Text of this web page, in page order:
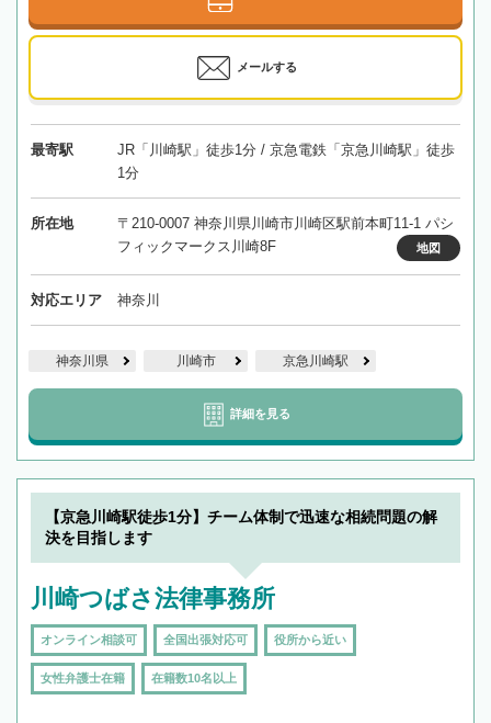
メールする
最寄駅
JR「川崎駅」徒歩1分 / 京急電鉄「京急川崎駅」徒歩
1分
所在地
〒210-0007 神奈川県川崎市川崎区駅前本町11-1 パシ
フィックマークス川崎8F
地図
対応エリア 神奈川
神奈川県 川崎市 京急川崎駅
詳細を見る
【京急川崎駅徒歩1分】チーム体制で迅速な相続問題の解
決を目指します
川崎つばさ法律事務所
オンライン相談可 全国出張対応可 役所から近い
女性弁護士在籍 在籍数10名以上